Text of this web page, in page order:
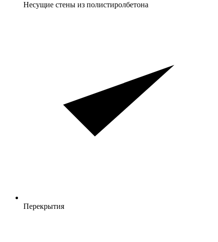
Несущие стены из полистиролбетона
Перекрытия